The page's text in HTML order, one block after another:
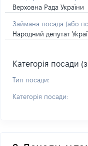
Верховна Рада України
Займана посада (або
Народний депутат
Категорія посади
Тип посади:
Категорія посади: